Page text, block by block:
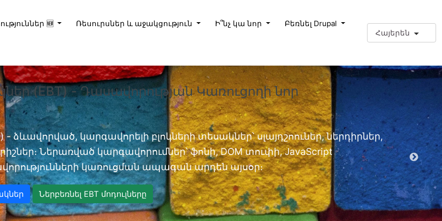
🆕 Ռեսուրսներ և աջակցություն Ի՞նչ կա նոր Բեռնել Drupal
Հայերեն
(EBT) - Դասավորության Կառուցողի նոր
- ձևավորված, կարգավորելի բլոկների տեսակներ՝ սլայդշոուներ, ներդիրներ,
Ներառված կարգավորումներ՝ ֆոնի, DOM տուփի, JavaScript
կառուցման ապագան արդեն այսօր։
Ներբեռնել EBT մոդուլները
EPT